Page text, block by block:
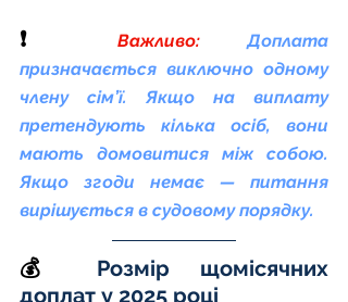
❗ Важливо:
Доплата
призначається виключно одному
члену сім’ї. Якщо на виплату
претендують кілька осіб, вони
мають домовитися між собою.
Якщо згоди немає — питання
вирішується в судовому порядку.
💰 Розмір щомісячних
доплат у 2025 році